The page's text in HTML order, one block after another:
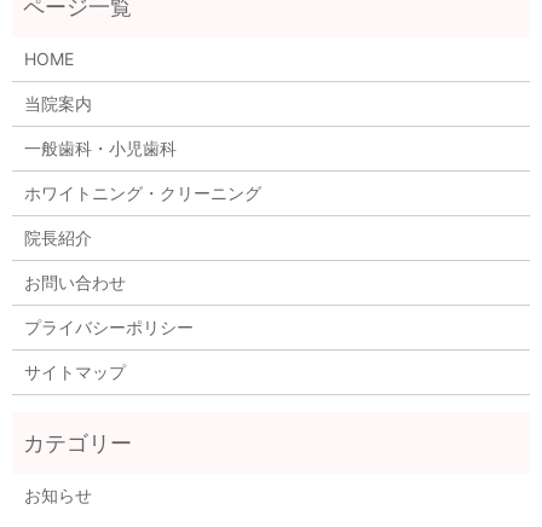
HOME
当院案内
一般歯科・小児歯科
ホワイトニング・クリーニング
院長紹介
お問い合わせ
プライバシーポリシー
サイトマップ
お知らせ